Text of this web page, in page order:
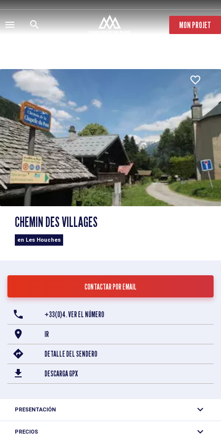
Pasar
al
contenido
principal
MON PROJET
CHEMIN DES VILLAGES
en Les Houches
CONTACTAR POR EMAIL
+33(0)4. VER EL NÚMERO
IR
DETALLE DEL SENDERO
DESCARGA GPX
PRESENTACIÓN
Esta vía para peatones y ciclistas permite cruzar el pueblo
PRECIOS